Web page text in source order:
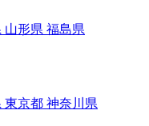
山形県 福島県
東京都 神奈川県